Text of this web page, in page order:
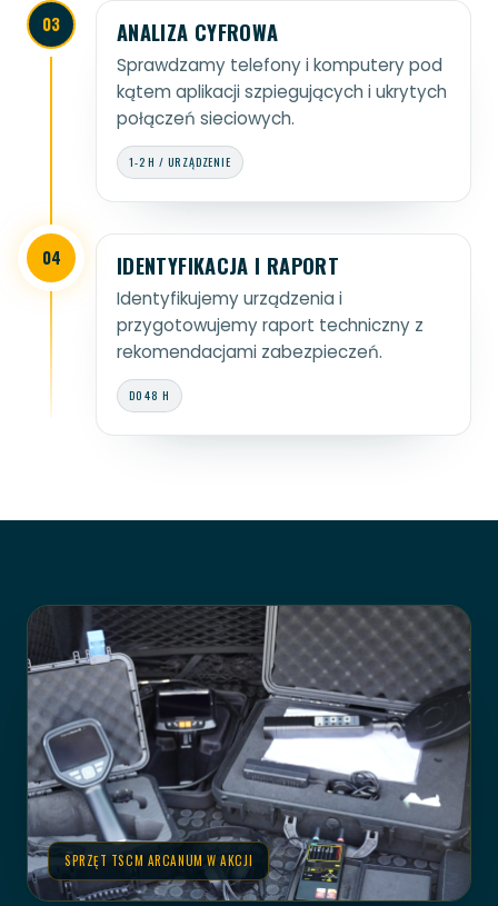
03 ANALIZA CYFROWA
Sprawdzamy telefony i komputery pod
kątem aplikacji szpiegujących i ukrytych
połączeń sieciowych.
1-2 H / URZĄDZENIE
04 IDENTYFIKACJA I RAPORT
Identyfikujemy urządzenia i
przygotowujemy raport techniczny z
rekomendacjami zabezpieczeń.
DO 48 H
SPRZĘT TSCM ARCANUM W AKCJI